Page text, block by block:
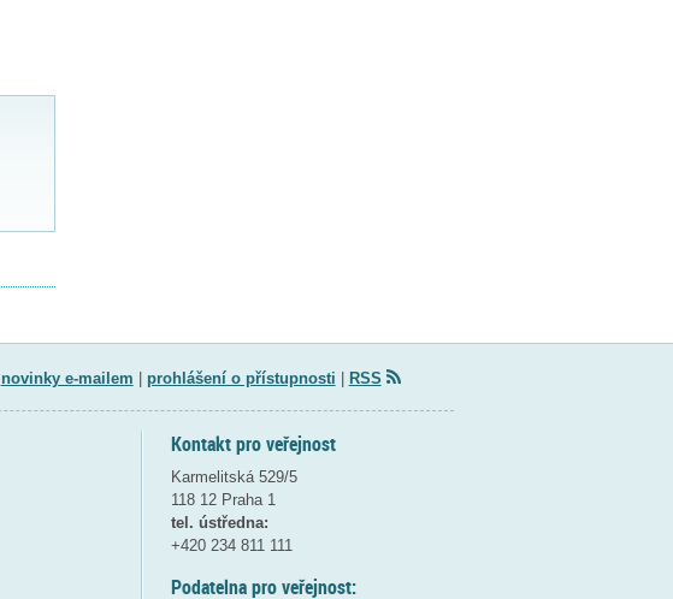
novinky e-mailem prohlášení o přístupnosti RSS
Kontakt pro veřejnost
Karmelitská 529/5
118 12 Praha 1
tel. ústředna:
+420 234 811 111
Podatelna pro veřejnost: